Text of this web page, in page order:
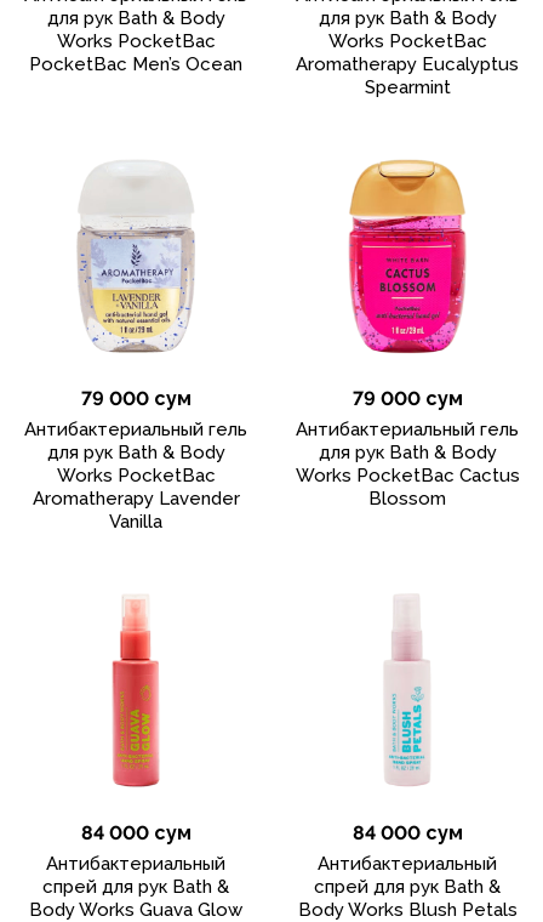
для рук Bath & Body
Works PocketBac
PocketBac Men’s Ocean
для рук Bath & Body
Works PocketBac
Aromatherapy Eucalyptus
Spearmint
79 000 сум
Антибактериальный гель
для рук Bath & Body
Works PocketBac
Aromatherapy Lavender
Vanilla
79 000 сум
Антибактериальный гель
для рук Bath & Body
Works PocketBac Cactus
Blossom
84 000 сум
Антибактериальный
спрей для рук Bath &
Body Works Guava Glow
84 000 сум
Антибактериальный
спрей для рук Bath &
Body Works Blush Petals